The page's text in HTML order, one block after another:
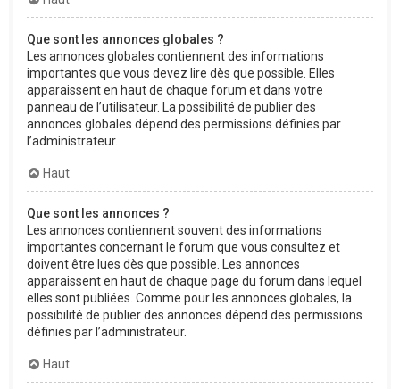
Que sont les annonces globales ?
Les annonces globales contiennent des informations
importantes que vous devez lire dès que possible. Elles
apparaissent en haut de chaque forum et dans votre
panneau de l’utilisateur. La possibilité de publier des
annonces globales dépend des permissions définies par
l’administrateur.
Haut
Que sont les annonces ?
Les annonces contiennent souvent des informations
importantes concernant le forum que vous consultez et
doivent être lues dès que possible. Les annonces
apparaissent en haut de chaque page du forum dans lequel
elles sont publiées. Comme pour les annonces globales, la
possibilité de publier des annonces dépend des permissions
définies par l’administrateur.
Haut